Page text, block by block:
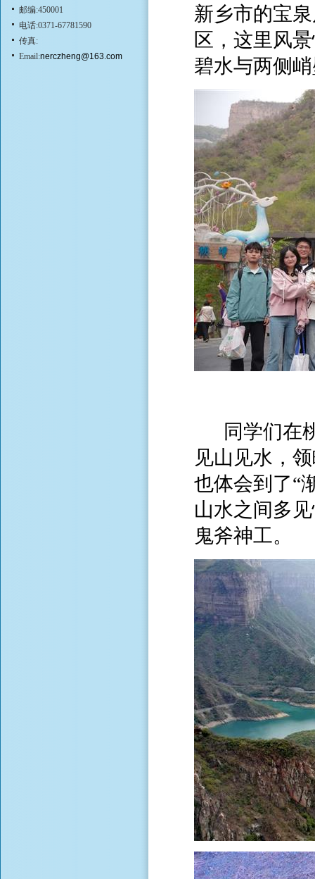
邮编:450001
电话:0371-67781590
传真:
Email:nerczheng@163.com
新乡市的宝
区，这里风
碧水与两侧
同学们在桃
见山见水，
也体会到了“
山水之间多
鬼斧神工。